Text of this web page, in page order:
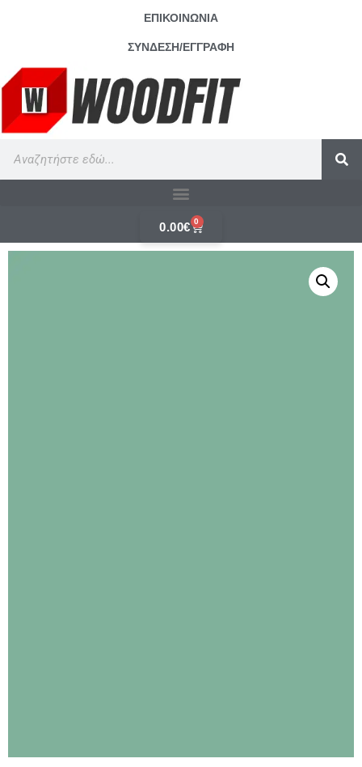
ΕΠΙΚΟΙΝΩΝΙΑ
ΣΥΝΔΕΣΗ/ΕΓΓΡΑΦΗ
0.00€ 0